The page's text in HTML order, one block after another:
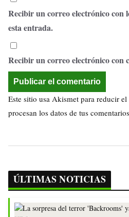
Recibir un correo electrónico con
esta entrada.
Recibir un correo electrónico con
Este sitio usa Akismet para reducir el
procesan los datos de tus
ÚLTIMAS NOTICIAS